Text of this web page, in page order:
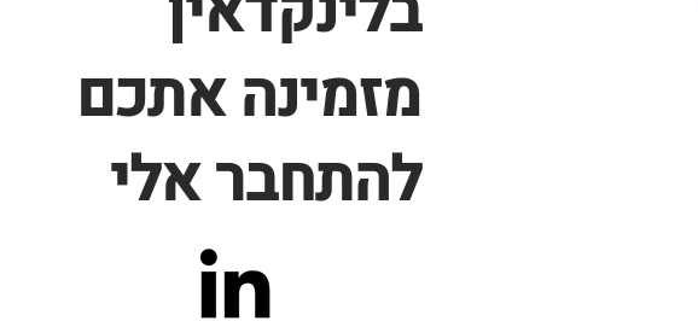
מזמינה אתכם
להתחבר אלי